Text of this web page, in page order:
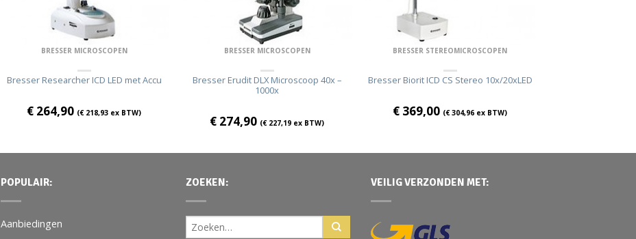
BRESSER MICROSCOPEN
Bresser Researcher ICD LED met Accu
€ 264,90 (€218,93 ex BTW)
BRESSER MICROSCOPEN
Bresser Erudit DLX Microscoop 40x –
1000x
€ 274,90 (€227,19 ex BTW)
BRESSER STEREOMICROSCOPEN
Bresser Biorit ICD CS Stereo 10x/20xLED
€ 369,00 (€304,96 ex BTW)
POPULAIR:
Aanbiedingen
ZOEKEN: VEILIG VERZONDEN MET: